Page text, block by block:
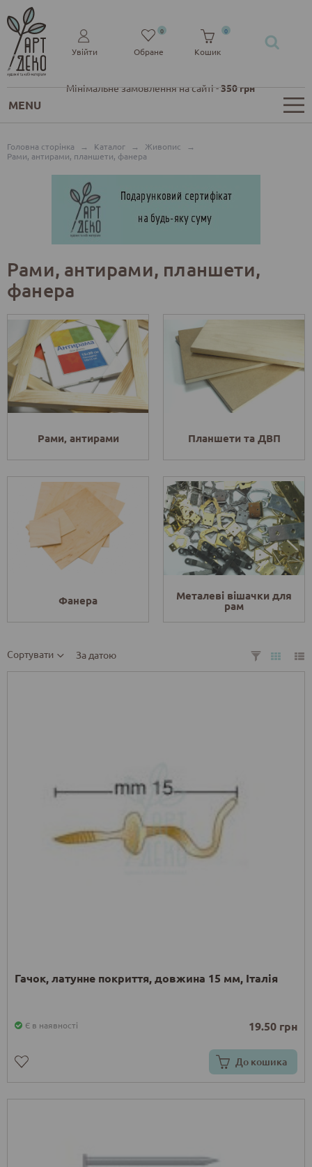
Мінімальне замовлення на сайті -350 грн
Увійти Обране
0
Кошик
0
MENU
Головна сторінка → Каталог → Живопис
→
Рами, антирами, планшети, фанера
Рами, антирами, планшети,
фанера
Рами, антирами Планшети та ДВП
Фанера Металеві вішачки для
рам
Сортувати За датою
Гачок, латунне покриття, довжина 15 мм, Італія
Є в наявності 19.50 грн
До кошика